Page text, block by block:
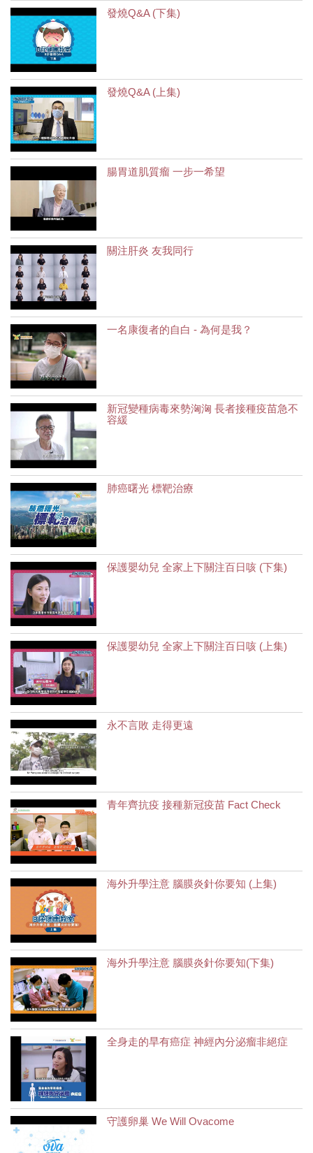
發燒Q&A (下集)
發燒Q&A (上集)
腸胃道肌質瘤 一步一希望
關注肝炎 友我同行
一名康復者的自白 - 為何是我？
新冠變種病毒來勢洶洶 長者接種疫苗急不
容緩
肺癌曙光 標靶治療
保護嬰幼兒 全家上下關注百日咳 (下集)
保護嬰幼兒 全家上下關注百日咳 (上集)
永不言敗 走得更遠
青年齊抗疫 接種新冠疫苗 Fact Check
海外升學注意 腦膜炎針你要知 (上集)
海外升學注意 腦膜炎針你要知(下集)
全身走的旱有癌症 神經內分泌瘤非絕症
守護卵巢 We Will Ovacome